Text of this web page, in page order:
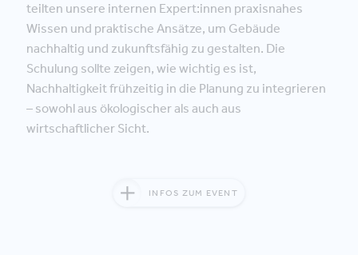
teilten unsere internen Expert:innen praxisnahes
Wissen und praktische Ansätze, um Gebäude
nachhaltig und zukunftsfähig zu gestalten. Die
Schulung sollte zeigen, wie wichtig es ist,
Nachhaltigkeit frühzeitig in die Planung zu integrieren
– sowohl aus ökologischer als auch aus
wirtschaftlicher Sicht.
INFOS ZUM EVENT